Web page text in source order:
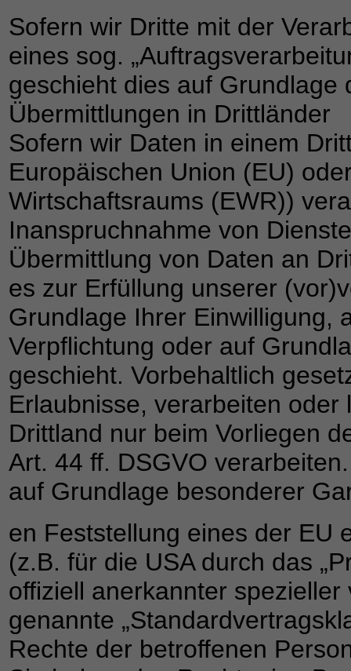
Sofern wir Dritte mit der
eines sog.
geschieht dies auf Grundlage
Übermittlungen in Drittländer
Sofern wir Daten in einem
Europäischen Union (EU)
Wirtschaftsraums (EWR))
Inanspruchnahme von
Übermittlung von Daten an
es zur Erfüllung unserer
Grundlage Ihrer Einwilligung,
Verpflichtung oder auf
geschieht. Vorbehaltlich
Erlaubnisse, verarbeiten
Drittland nur beim Vorliegen
Art. 44 ff. DSGVO
auf Grundlage besonderer
en Feststellung eines der EU
(z.B. für die USA durch das
offiziell anerkannter
genannte
Rechte der betroffenen